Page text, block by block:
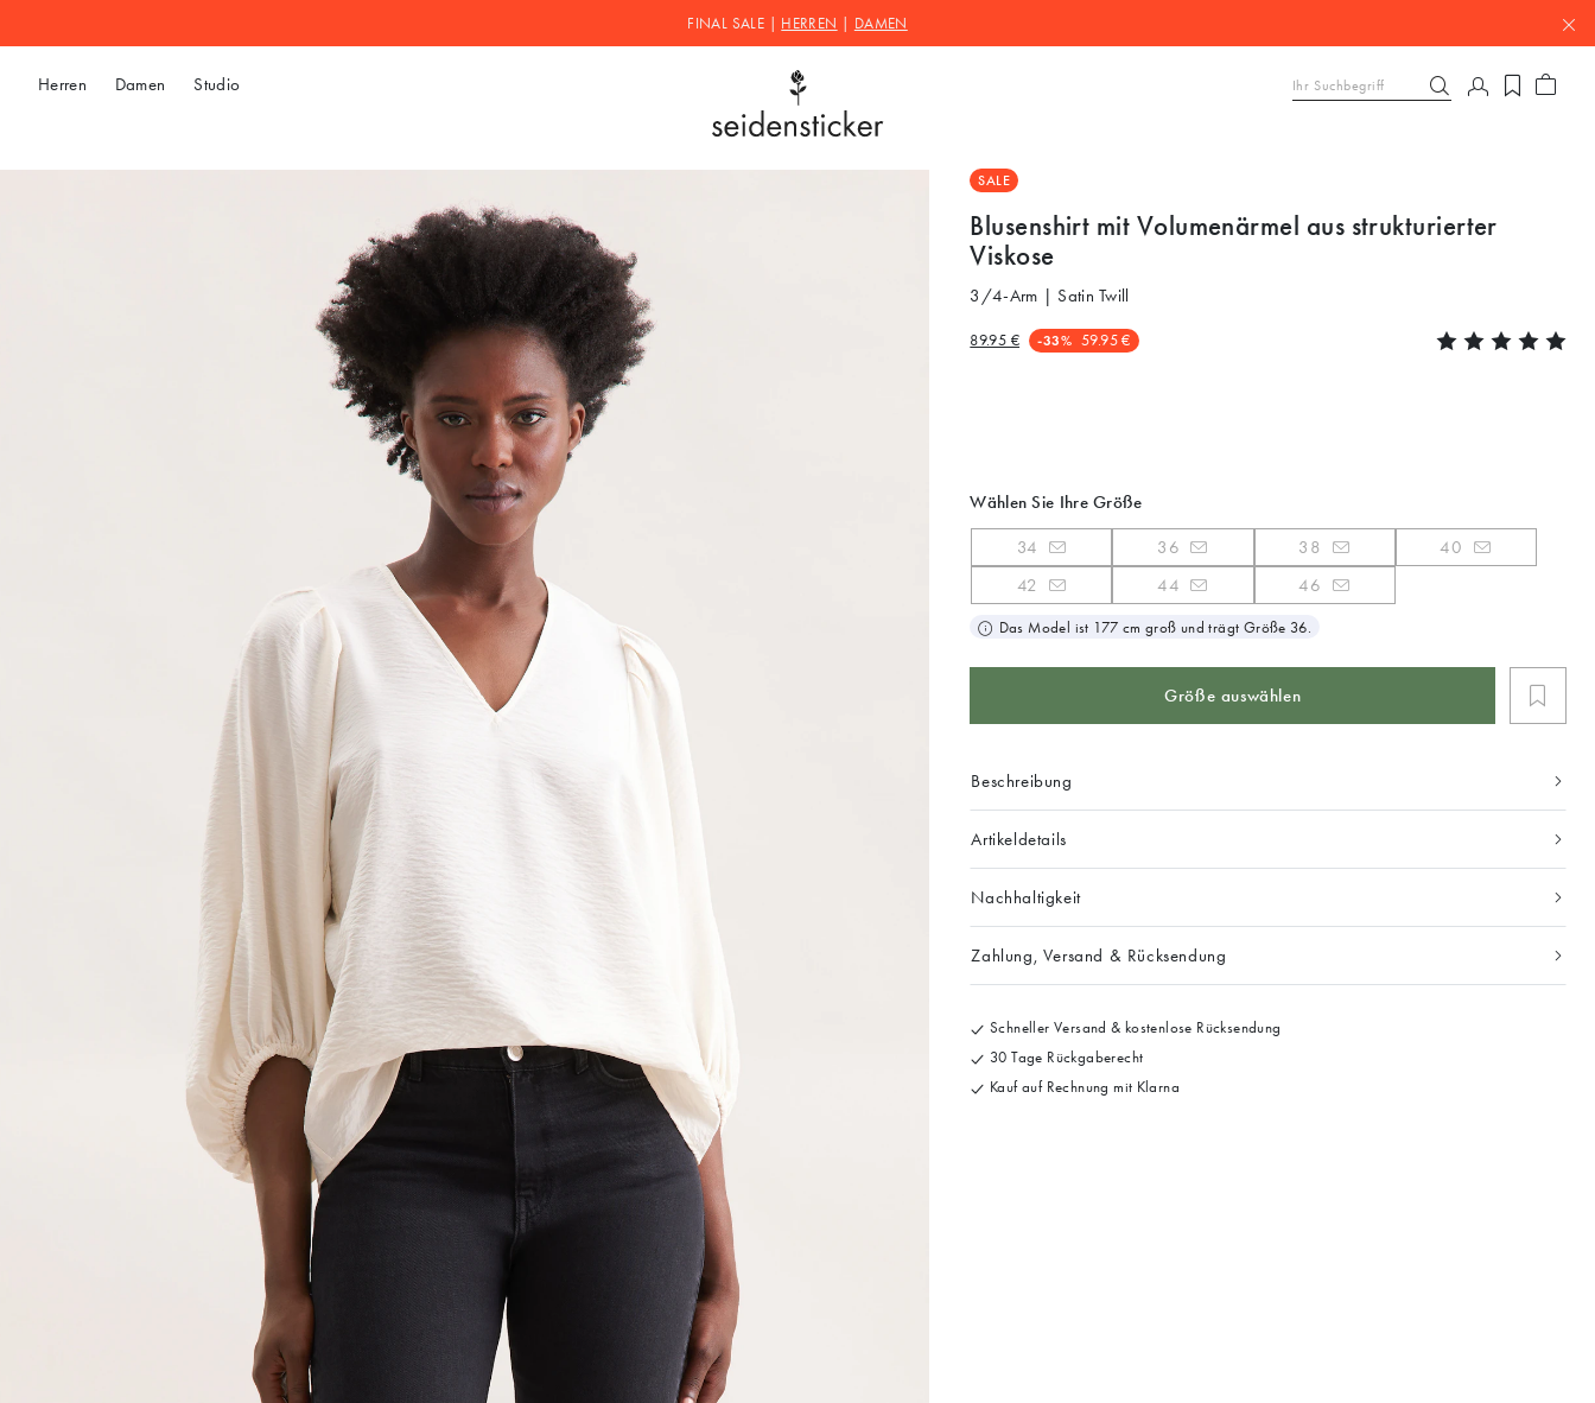
FINAL SALE | HERREN DAMEN
Herren Damen Studio
SALE
Blusenshirt mit Volumenärmel aus strukturierter
Viskose
3/4-Arm | Satin Twill
89.95 € -33% 59.95 €
Wählen Sie Ihre Größe
34 36 38
40
42
44 46
Das Model ist 177 cm groß und trägt Größe 36.
Größe auswählen
Beschreibung
Artikeldetails
Nachhaltigkeit
Zahlung, Versand & Rücksendung
Schneller Versand & kostenlose Rücksendung
30 Tage Rückgaberecht
Kauf auf Rechnung mit Klarna